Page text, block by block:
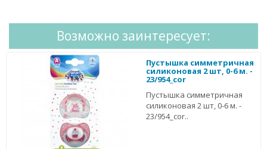
Возможно заинтересует:
Пустышка симметричная
силиконовая 2 шт, 0-6 м. -
23/954_cor
Пустышка симметричная
силиконовая 2 шт, 0-6 м. -
23/954_cor..